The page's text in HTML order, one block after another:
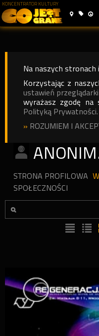
KONCENTRATOR KULTURY
Na naszych
Korzystając z
ustawień przeglądarki
wyrażasz zgodę na
Polityką Prywatności.
» ROZUMIEM I
STRONA PROFILOWA
SPOŁECZNOŚCI